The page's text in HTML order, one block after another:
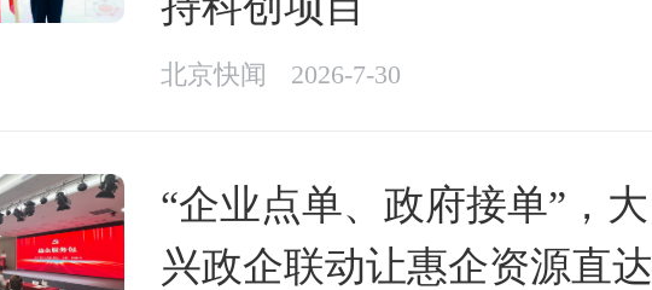
北京快闻 2026-7-30
“企业点单、政府接单”，大
兴政企联动让惠企资源直达